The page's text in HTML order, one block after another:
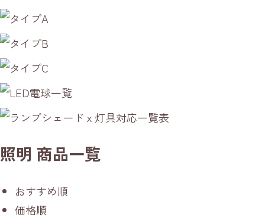
照明 商品一覧
おすすめ順
価格順